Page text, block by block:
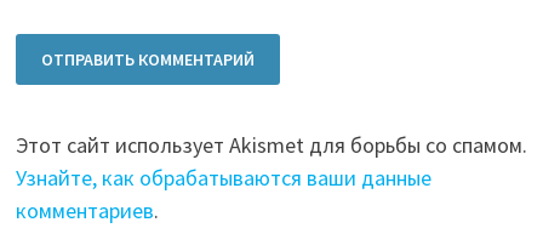
Этот сайт использует Akismet для борьбы со спамом.
Узнайте, как обрабатываются ваши данные
комментариев.